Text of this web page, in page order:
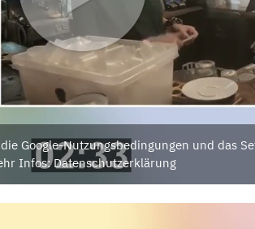
Google-Nutzungsbedingungen und das
Infos: Datenschutzerklärung